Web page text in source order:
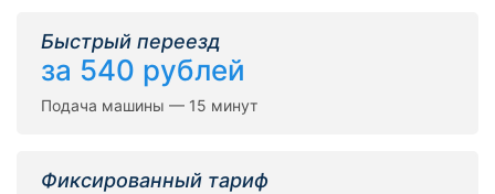
Быстрый переезд
за 540 рублей
Подача машины — 15 минут
Фиксированный тариф